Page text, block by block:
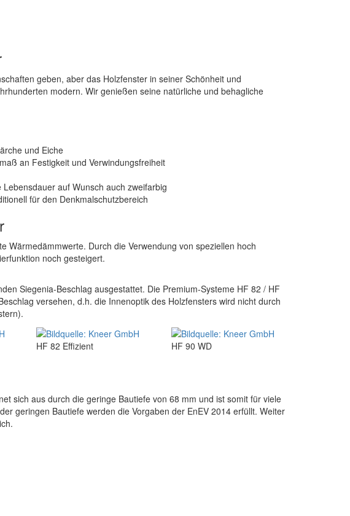
geben, aber das Holzfenster in seiner Schönheit und
modern. Wir genießen seine natürliche und behagliche
und Eiche
an Festigkeit und Verwindungsfreiheit
auf Wunsch auch zweifarbig
für den Denkmalschutzbereich
Wärmedämmwerte. Durch die Verwendung von speziellen hoch
noch gesteigert.
Siegenia-Beschlag ausgestattet. Die Premium-Systeme HF 82 / HF
versehen, d.h. die Innenoptik des Holzfensters wird nicht durch
HF 82 Effizient HF 90 WD
sich aus durch die geringe Bautiefe von 68 mm und ist somit für viele
geringen Bautiefe werden die Vorgaben der EnEV 2014 erfüllt. Weiter